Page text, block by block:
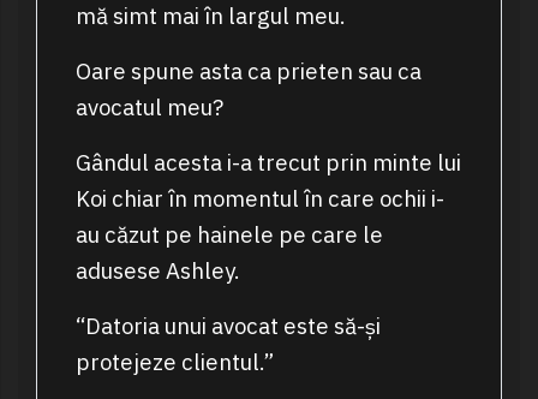
mă simt mai în largul meu.
Oare spune asta ca prieten sau ca
avocatul meu?
Gândul acesta i-a trecut prin minte lui
Koi chiar în momentul în care ochii i-
au căzut pe hainele pe care le
adusese Ashley.
“Datoria unui avocat este să-și
protejeze clientul.”